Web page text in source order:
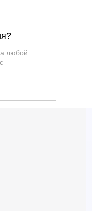
27250142054)
27250152054)
27250122054)
27250120064)
любой